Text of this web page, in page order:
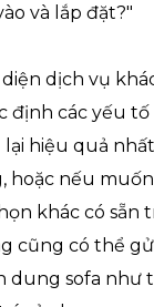
và lắp đặt?"
dịch vụ
định các yếu
hiệu quả
hoặc nếu
khác có sẵn
cũng có thể
dung sofa như